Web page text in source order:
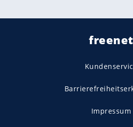
freenet
Impressum